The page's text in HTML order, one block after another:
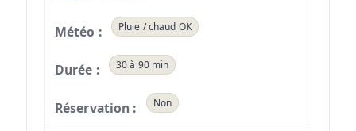
Pluie / chaud OK
30 à 90 min
Non